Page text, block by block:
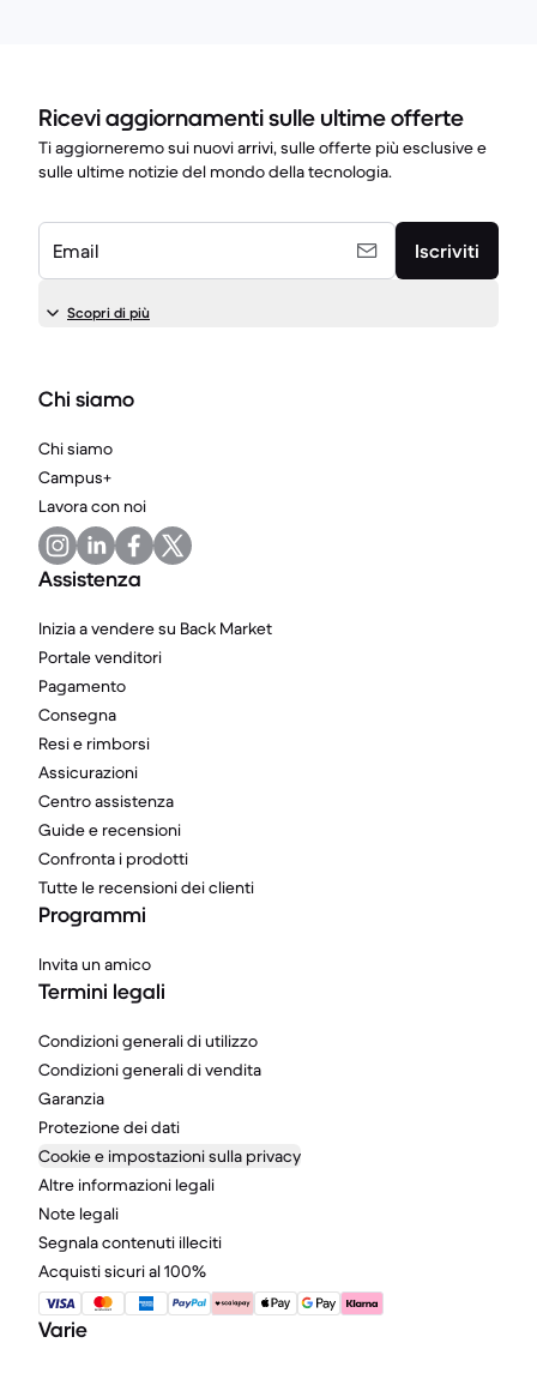
Ricevi aggiornamenti sulle ultime offerte
Ti aggiorneremo sui nuovi arrivi, sulle offerte più esclusive e
sulle ultime notizie del mondo della tecnologia.
Email Iscriviti
Scopri di più
Chi siamo
Chi siamo
Campus+
Lavora con noi
Assistenza
Inizia a vendere su Back Market
Portale venditori
Pagamento
Consegna
Resi e rimborsi
Assicurazioni
Centro assistenza
Guide e recensioni
Confronta i prodotti
Tutte le recensioni dei clienti
Programmi
Invita un amico
Termini legali
Condizioni generali di utilizzo
Condizioni generali di vendita
Garanzia
Protezione dei dati
Cookie e impostazioni sulla privacy
Altre informazioni legali
Note legali
Segnala contenuti illeciti
Acquisti sicuri al 100%
Varie